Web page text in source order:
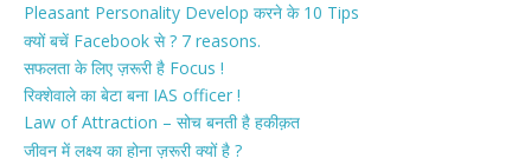
Pleasant Personality Develop करने के 10 Tips
क्यों बचें Facebook से ? 7 reasons.
सफलता के लिए ज़रूरी है Focus !
रिक्शेवाले का बेटा बना IAS officer !
Law of Attraction – सोच बनती है हकीक़त
जीवन में लक्ष्य का होना ज़रूरी क्यों है ?